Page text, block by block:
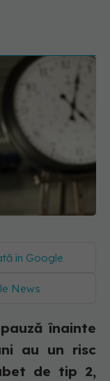
în Google
News
înainte
au un risc
de tip 2,